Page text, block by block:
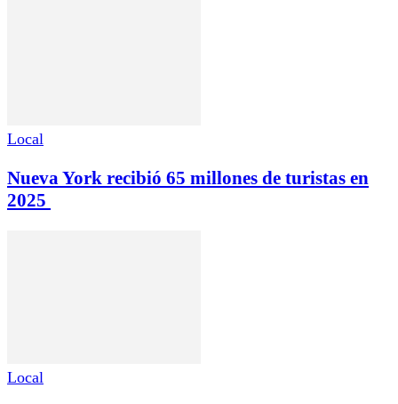
Local
Nueva York recibió 65 millones de turistas en
2025
Local